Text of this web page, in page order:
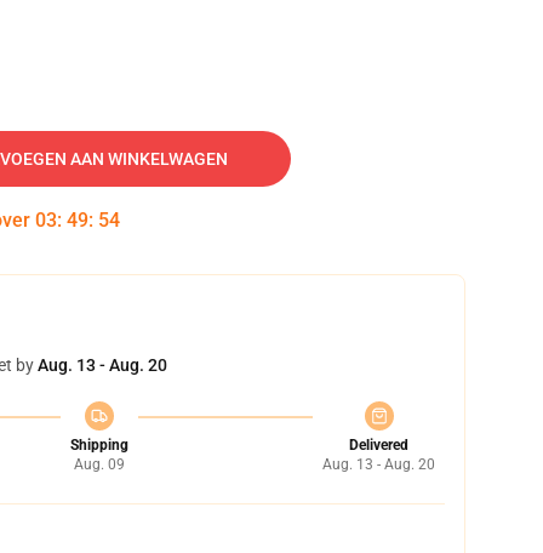
AAN WINKELWAGEN
03: 49: 53
byAug. 13 - Aug. 20
Shipping
Aug. 09
Delivered
Aug. 13 - Aug. 20